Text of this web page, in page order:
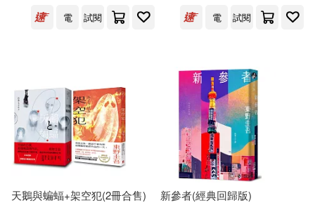
電
試閱 電 試閱
天鵝與蝙蝠+架空犯(2冊合售)
新參者(經典回歸版)